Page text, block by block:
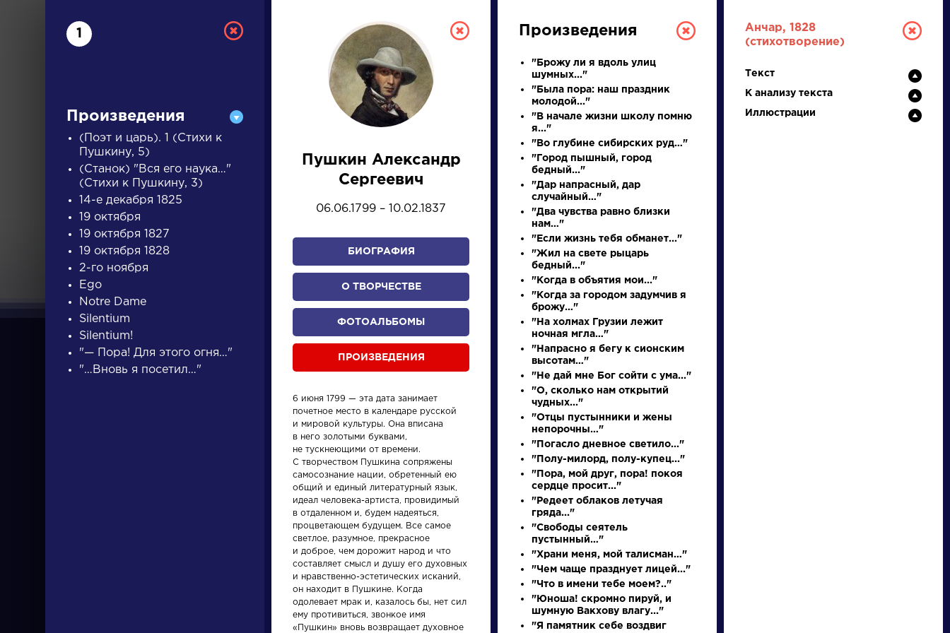
РУССКАЯ ЛИТЕРАТУРА
ДЛЯ ПРЕЗЕНТАЦИЙ, УРОКОВ И ЕГЭ
З С Т У Ф Х Ц
произведения персонажи
Произведения
На птичку
Произведения
Ода на день
восшествия на
Произведения
Вечернее
размышление
1
Произведения
(Поэт и царь). 1 (Стихи к
Пушкину, 5)
(Станок) "Вся его наука…"
(Стихи к Пушкину, 3)
14-е декабря 1825
19 октября
19 октября 1827
19 октября 1828
2-го ноября
Ego
Notre Dame
Silentium
Silentium!
"— Пора! Для этого огня…"
"…Вновь я посетил…"
Пушкин Александр
Сергеевич
06.06.1799 – 10.02.1837
БИОГРАФИЯ
О ТВОРЧЕСТВЕ
ФОТОАЛЬБОМЫ
ПРОИЗВЕДЕНИЯ
6 июня 1799 — эта дата занимает
почетное место в календаре русской
и мировой культуры. Она вписана
в него золотыми буквами,
не тускнеющими от времени.
С творчеством Пушкина сопряжены
самосознание нации, обретенный ею
общий и единый литературный язык,
идеал человека-артиста, провидимый
в отдаленном и, будем надеяться,
процветающем будущем. Все самое
светлое, разумное, прекрасное
и доброе, чем дорожит народ и что
составляет смысл и душу его духовных
и нравственно-эстетических исканий,
он находит в Пушкине. Когда
одолевает мрак и, казалось бы, нет сил
ему противиться, звонкое имя
«Пушкин» вновь возвращает духовное
Произведения
"Брожу ли я вдоль улиц
шумных..."
"Была пора: наш праздник
молодой..."
"В начале жизни школу помню
я..."
"Во глубине сибирских руд…"
"Город пышный, город
бедный..."
"Дар напрасный, дар
случайный…"
"Два чувства равно близки
нам…"
"Если жизнь тебя обманет..."
"Жил на свете рыцарь
бедный..."
"Когда в объятия мои..."
"Когда за городом задумчив я
брожу…"
"На холмах Грузии лежит
ночная мгла…"
"Напрасно я бегу к сионским
высотам…"
"Не дай мне Бог сойти с ума..."
"О, сколько нам открытий
чудных..."
"Отцы пустынники и жены
непорочны…"
"Погасло дневное светило..."
"Полу-милорд, полу-купец..."
"Пора, мой друг, пора! покоя
сердце просит..."
"Редеет облаков летучая
гряда..."
"Свободы сеятель
пустынный…"
"Храни меня, мой талисман…"
"Чем чаще празднует лицей..."
"Что в имени тебе моем?.."
"Юноша! скромно пируй, и
шумную Вакхову влагу..."
"Я памятник себе воздвиг
Анчар, 1828
(стихотворение)
Текст
К анализу текста
Иллюстрации